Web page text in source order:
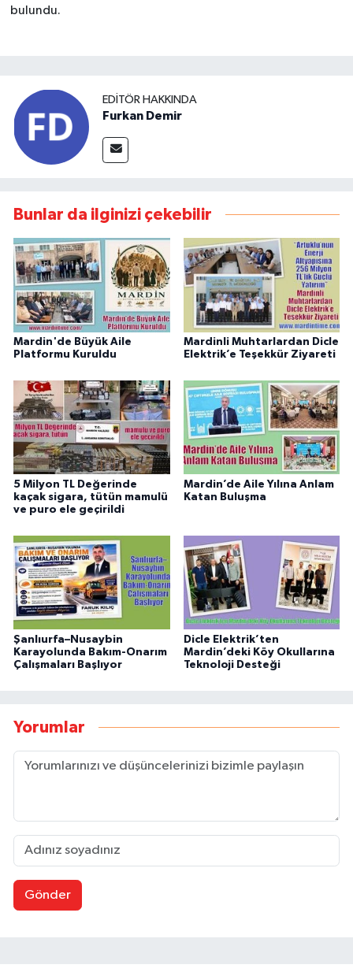
bulundu.
EDITÖR HAKKINDA
Furkan Demir
Bunlar da ilginizi çekebilir
Mardin'de Büyük Aile
Platformu Kuruldu
Mardinli Muhtarlardan Dicle
Elektrik’e Teşekkür Ziyareti
5 Milyon TL Değerinde
kaçak sigara, tütün mamulü
ve puro ele geçirildi
Mardin’de Aile Yılına Anlam
Katan Buluşma
Şanlıurfa–Nusaybin
Karayolunda Bakım-Onarım
Çalışmaları Başlıyor
Dicle Elektrik’ten
Mardin’deki Köy Okullarına
Teknoloji Desteği
Yorumlar
Gönder